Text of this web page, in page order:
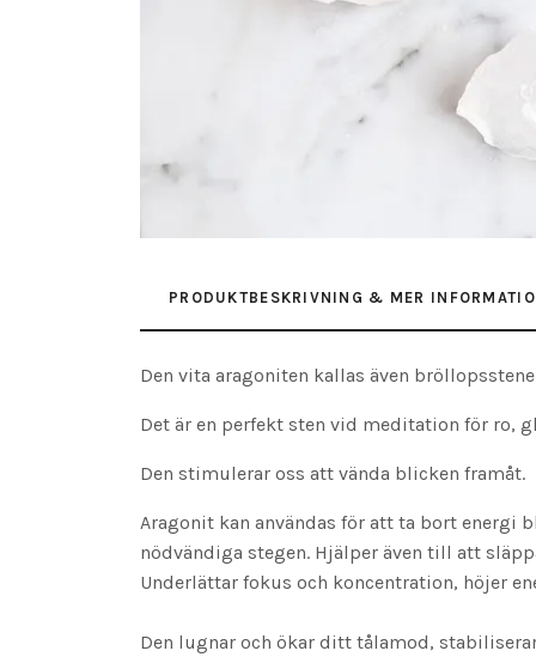
PRODUKTBESKRIVNING & MER
Den vita aragoniten kallas även
Det är en perfekt sten vid meditation för ro,
Den stimulerar oss att vända blicken framåt.
Aragonit kan användas för att ta bort energi
nödvändiga stegen. Hjälper även till att
Underlättar fokus och koncentration, höjer
Den lugnar och ökar ditt tålamod,